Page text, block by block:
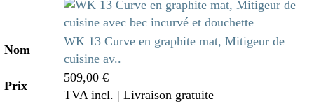
Nom
WK 13 Curve en graphite mat, Mitigeur de
cuisine av..
Prix
509,00 €
TVA incl. | Livraison gratuite